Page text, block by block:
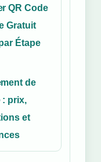
QR Code
Gratuit
Étape
de
: prix,
et